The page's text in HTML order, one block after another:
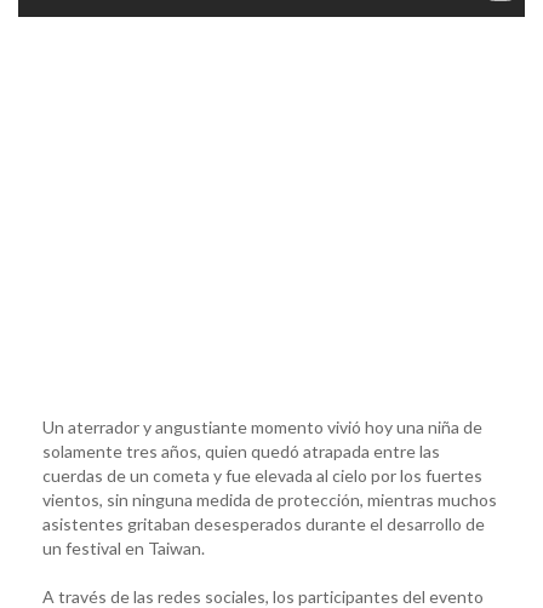
Un aterrador y angustiante momento vivió hoy una niña de
solamente tres años, quien quedó atrapada entre las
cuerdas de un cometa y fue elevada al cielo por los fuertes
vientos, sin ninguna medida de protección, mientras muchos
asistentes gritaban desesperados durante el desarrollo de
un festival en Taiwan.
A través de las redes sociales, los participantes del evento